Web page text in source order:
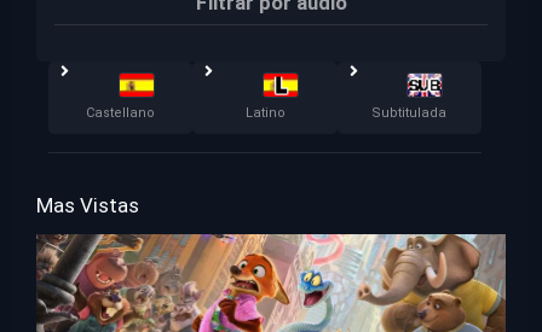
Castellano Latino Subtitulada
Mas Vistas